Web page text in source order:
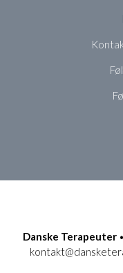
Danske Terapeuter